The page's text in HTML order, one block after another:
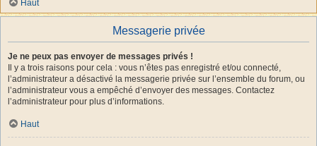
Haut
Messagerie privée
Je ne peux pas envoyer de messages privés !
Il y a trois raisons pour cela : vous n’êtes pas enregistré et/ou connecté,
l’administrateur a désactivé la messagerie privée sur l’ensemble du forum, ou
l’administrateur vous a empêché d’envoyer des messages. Contactez
l’administrateur pour plus d’informations.
Haut